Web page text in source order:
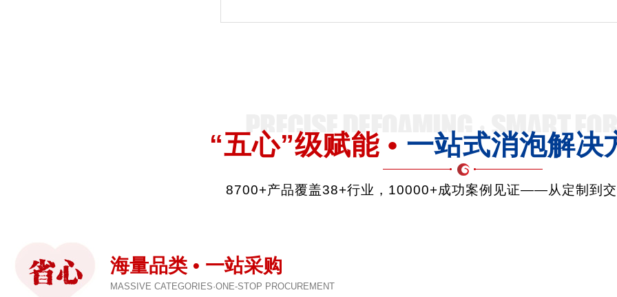
“五心”级赋能 • 一站式消泡解决
8700+产品覆盖38+行业，10000+成功案例见证——从定制到
海量品类 • 一站采购
MASSIVE CATEGORIES·ONE-STOP PROCUREMENT